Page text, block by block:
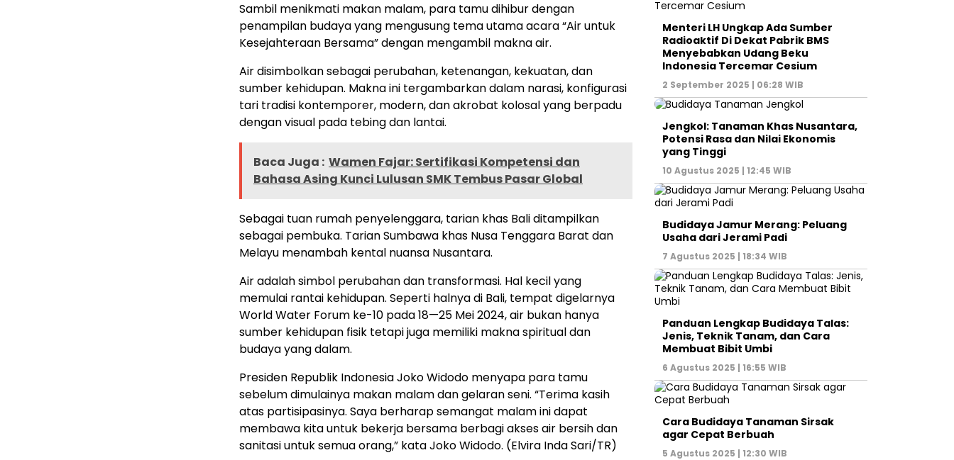
Sambil menikmati makan malam, para tamu dihibur dengan
penampilan budaya yang mengusung tema utama acara “Air untuk
Kesejahteraan Bersama” dengan mengambil makna air.
Air disimbolkan sebagai perubahan, ketenangan, kekuatan, dan
sumber kehidupan. Makna ini tergambarkan dalam narasi, konfigurasi
tari tradisi kontemporer, modern, dan akrobat kolosal yang berpadu
dengan visual pada tebing dan lantai.
Baca Juga : Wamen Fajar: Sertifikasi Kompetensi dan
Bahasa Asing Kunci Lulusan SMK Tembus Pasar Global
Sebagai tuan rumah penyelenggara, tarian khas Bali ditampilkan
sebagai pembuka. Tarian Sumbawa khas Nusa Tenggara Barat dan
Melayu menambah kental nuansa Nusantara.
Air adalah simbol perubahan dan transformasi. Hal kecil yang
memulai rantai kehidupan. Seperti halnya di Bali, tempat digelarnya
World Water Forum ke-10 pada 18—25 Mei 2024, air bukan hanya
sumber kehidupan fisik tetapi juga memiliki makna spiritual dan
budaya yang dalam.
Presiden Republik Indonesia Joko Widodo menyapa para tamu
sebelum dimulainya makan malam dan gelaran seni. “Terima kasih
atas partisipasinya. Saya berharap semangat malam ini dapat
membawa kita untuk bekerja bersama berbagi akses air bersih dan
sanitasi untuk semua orang,” kata Joko Widodo. (Elvira Inda Sari/TR)
Menteri LH Ungkap Ada Sumber
Radioaktif Di Dekat Pabrik BMS
Menyebabkan Udang Beku
Indonesia Tercemar Cesium
2 September 2025 | 06:28 WIB
Jengkol: Tanaman Khas Nusantara,
Potensi Rasa dan Nilai Ekonomis
yang Tinggi
10 Agustus 2025 | 12:45 WIB
Budidaya Jamur Merang: Peluang
Usaha dari Jerami Padi
7 Agustus 2025 | 18:34 WIB
Panduan Lengkap Budidaya Talas:
Jenis, Teknik Tanam, dan Cara
Membuat Bibit Umbi
6 Agustus 2025 | 16:55 WIB
Cara Budidaya Tanaman Sirsak
agar Cepat Berbuah
5 Agustus 2025 | 12:30 WIB